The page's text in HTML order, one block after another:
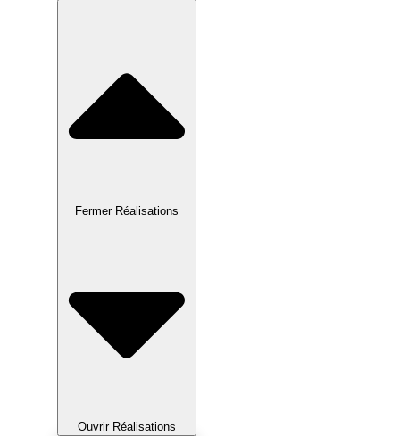
Fermer Réalisations
Ouvrir Réalisations